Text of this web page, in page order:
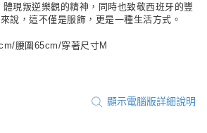
現叛逆樂觀的精神，同時也致敬西班牙的豐
說，這不僅是服飾，更是一種生活方式。
腰圍65cm/穿著尺寸M
顯示電腦版詳細說明